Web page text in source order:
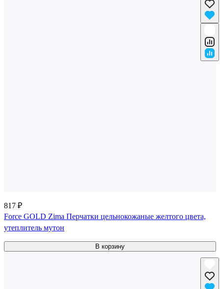
817 ₽
Force GOLD Zima Перчатки цельнокожаные желтого цвета,
утеплитель мутон
В корзину